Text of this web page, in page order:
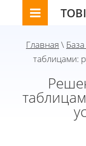
Главная \
таблицами: